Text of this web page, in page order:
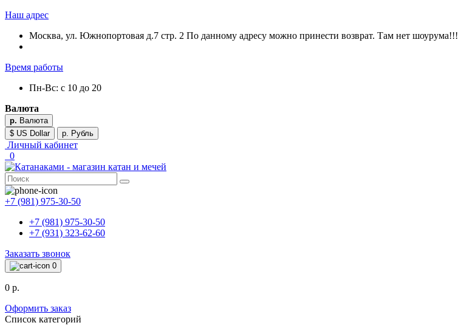
Наш адрес
Москва, ул. Южнопортовая д.7 стр. 2 По данному адресу можно принести возврат. Там нет шоурума!!!
Время работы
Пн-Вс: с 10 до 20
Валюта
р. Валюта
$ US Dollar
р. Рубль
Личный кабинет
0
+7 (981) 975-30-50
+7 (981) 975-30-50
+7 (931) 323-62-60
Заказать звонок
0
0 р.
Оформить заказ
Список категорий